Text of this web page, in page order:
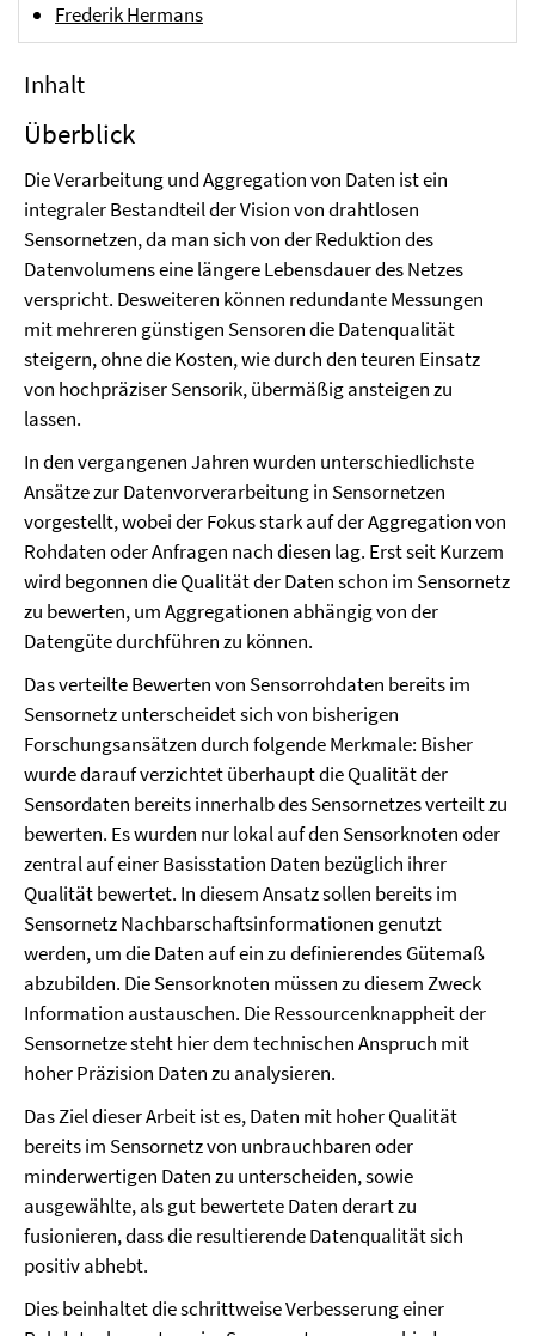
Frederik Hermans
Inhalt
Überblick
Die Verarbeitung und Aggregation von Daten ist ein
integraler Bestandteil der Vision von drahtlosen
Sensornetzen, da man sich von der Reduktion des
Datenvolumens eine längere Lebensdauer des Netzes
verspricht. Desweiteren können redundante Messungen
mit mehreren günstigen Sensoren die Datenqualität
steigern, ohne die Kosten, wie durch den teuren Einsatz
von hochpräziser Sensorik, übermäßig ansteigen zu
lassen.
In den vergangenen Jahren wurden unterschiedlichste
Ansätze zur Datenvorverarbeitung in Sensornetzen
vorgestellt, wobei der Fokus stark auf der Aggregation von
Rohdaten oder Anfragen nach diesen lag. Erst seit Kurzem
wird begonnen die Qualität der Daten schon im Sensornetz
zu bewerten, um Aggregationen abhängig von der
Datengüte durchführen zu können.
Das verteilte Bewerten von Sensorrohdaten bereits im
Sensornetz unterscheidet sich von bisherigen
Forschungsansätzen durch folgende Merkmale: Bisher
wurde darauf verzichtet überhaupt die Qualität der
Sensordaten bereits innerhalb des Sensornetzes verteilt zu
bewerten. Es wurden nur lokal auf den Sensorknoten oder
zentral auf einer Basisstation Daten bezüglich ihrer
Qualität bewertet. In diesem Ansatz sollen bereits im
Sensornetz Nachbarschaftsinformationen genutzt
werden, um die Daten auf ein zu definierendes Gütemaß
abzubilden. Die Sensorknoten müssen zu diesem Zweck
Information austauschen. Die Ressourcenknappheit der
Sensornetze steht hier dem technischen Anspruch mit
hoher Präzision Daten zu analysieren.
Das Ziel dieser Arbeit ist es, Daten mit hoher Qualität
bereits im Sensornetz von unbrauchbaren oder
minderwertigen Daten zu unterscheiden, sowie
ausgewählte, als gut bewertete Daten derart zu
fusionieren, dass die resultierende Datenqualität sich
positiv abhebt.
Dies beinhaltet die schrittweise Verbesserung einer